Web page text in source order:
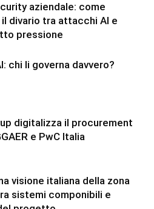
aziendale: come
divario tra attacchi AI e
pressione
chi li governa davvero?
digitalizza il procurement
e PwC Italia
visione italiana della zona
sistemi componibili e